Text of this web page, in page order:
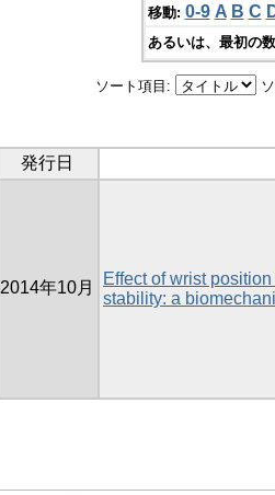
移動: 0-9 A B C
あるいは、最初の
ソート項目:
発行日
2014年10月
Effect of wrist
stability: a